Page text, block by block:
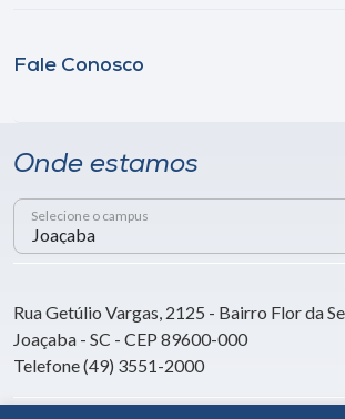
Fale Conosco
Onde estamos
Selecione o campus
Rua Getúlio Vargas, 2125 - Bairro Flor da
Joaçaba - SC - CEP 89600-000
Telefone (49) 3551-2000